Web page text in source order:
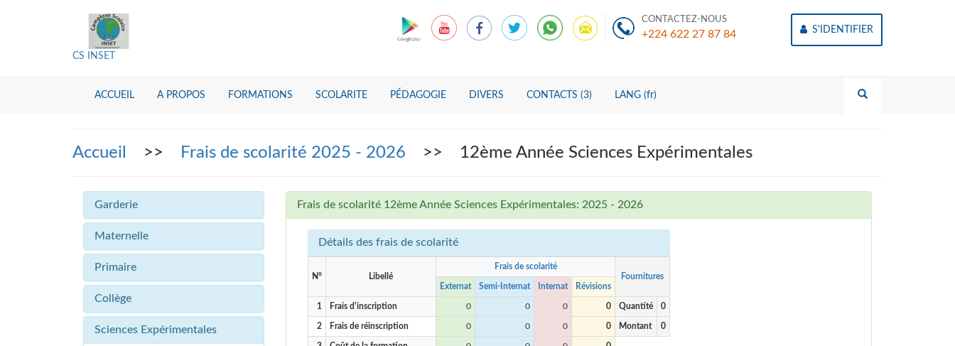
CS INSET
CONTACTEZ-NOUS
+224 622 27 87 84 S'IDENTIFIER
ACCUEIL A PROPOS FORMATIONS SCOLARITE PÉDAGOGIE DIVERS CONTACTS (3) LANG (fr)
Accueil >> Frais de scolarité 2025 - 2026 >> 12ème Année Sciences Expérimentales
Garderie
Maternelle
Primaire
Collège
Sciences Expérimentales
Frais de scolarité 12ème Année Sciences Expérimentales: 2025 - 2026
Détails des frais de scolarité
N° Libellé
Frais de scolarité
Fournitures
Externat
Semi-Internat Internat Révisions
1 Frais d'inscription 0 0 0 0 Quantité 0
2 Frais de réinscription 0 0 0 0 Montant 0